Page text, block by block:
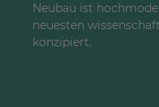
Neubau ist
neuesten
konzipiert.